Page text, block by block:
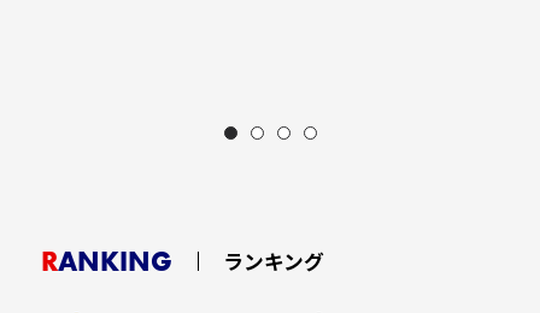
RANKING ランキング